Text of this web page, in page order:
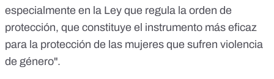
especialmente en la Ley que regula la orden de
protección, que constituye el instrumento más eficaz
para la protección de las mujeres que sufren violencia
de género".